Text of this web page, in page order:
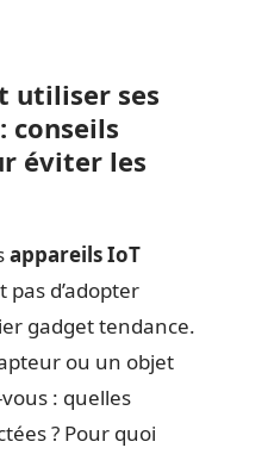
utiliser ses
conseils
éviter les
appareils IoT
pas d’adopter
gadget tendance.
ou un objet
: quelles
? Pour quoi